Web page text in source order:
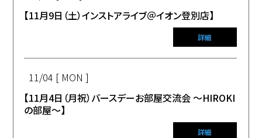
【11月9日（土）インストアライブ＠イオン登別店】
詳細
11/04 [ MON ]
【11月4日（月祝）バースデーお部屋交流会 〜HIROKI
の部屋〜】
詳細